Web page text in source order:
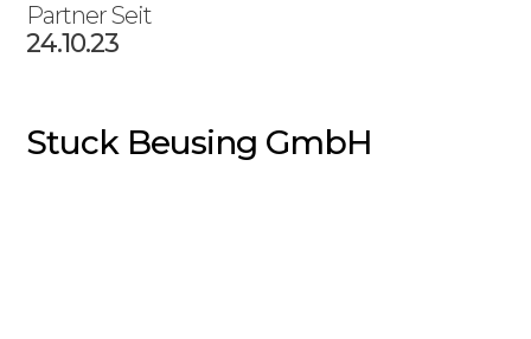
Partner Seit
24.10.23
Stuck Beusing GmbH